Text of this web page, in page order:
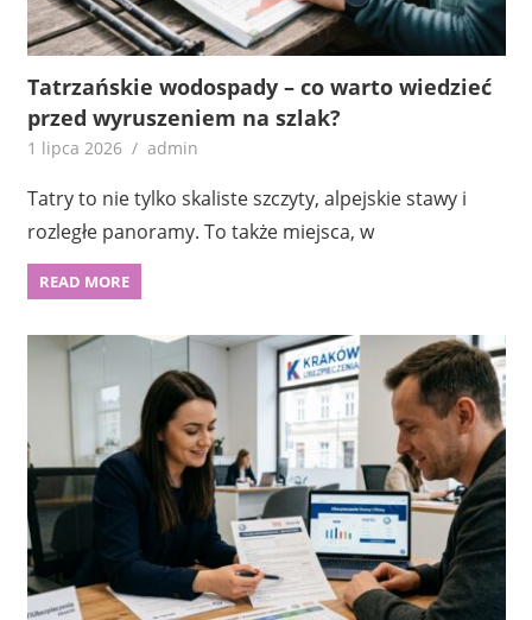
Tatrzańskie wodospady – co warto wiedzieć
przed wyruszeniem na szlak?
1 lipca 2026 admin
Tatry to nie tylko skaliste szczyty, alpejskie stawy i
rozległe panoramy. To także miejsca, w
READ MORE